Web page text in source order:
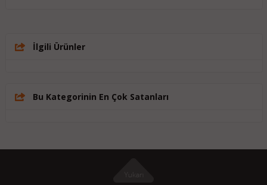
İlgili Ürünler
Bu Kategorinin En Çok Satanları